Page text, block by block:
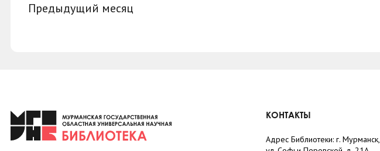
Предыдущий месяц
КОНТАКТЫ
Адрес Библиотеки: г. Мурманск,